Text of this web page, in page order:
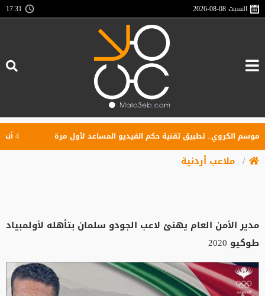
السبت2026-08-08
17:31
الكروي.. تطبيق تقنية حكم الفيديو المساعد لأول مرة
ملاعب أردنية
مدير الأمن العام يهنئ لاعب الجودو سلمان بتأهله لأولمبياد
طوكيو 2020